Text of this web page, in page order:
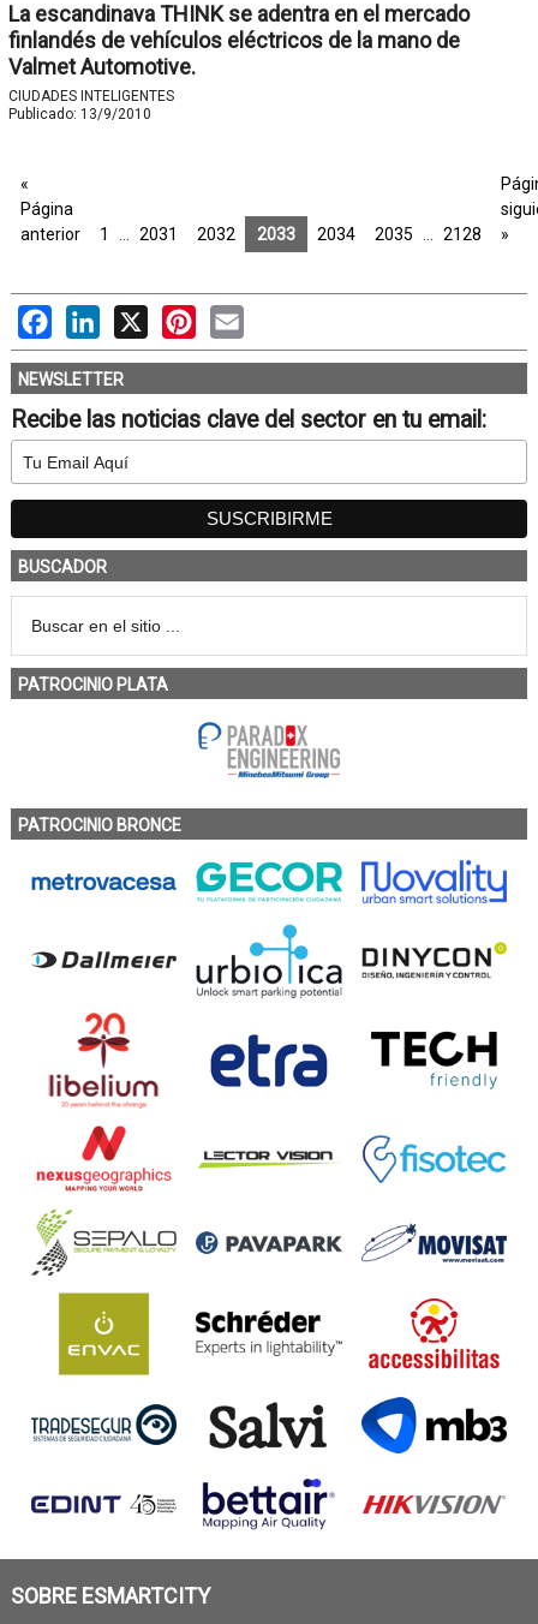
La escandinava THINK se adentra en el mercado
finlandés de vehículos eléctricos de la mano de
Valmet Automotive.
CIUDADES INTELIGENTES
Publicado: 13/9/2010
«
Página
anterior
1 2031 2032 2033 2034 2035 2128
»
FacebookLinkedIn
X PinterestEmail
NEWSLETTER
Recibe las noticias clave del sector en tu email:
BUSCADOR
PATROCINIO PLATA
PATROCINIO BRONCE
SOBRE ESMARTCITY